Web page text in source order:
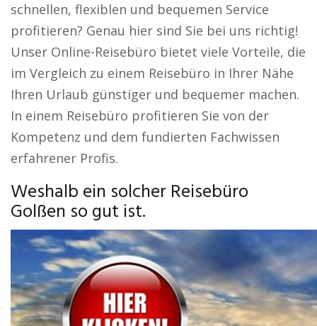
schnellen, flexiblen und bequemen Service
profitieren? Genau hier sind Sie bei uns richtig!
Unser Online-Reisebüro bietet viele Vorteile, die
im Vergleich zu einem Reisebüro in Ihrer Nähe
Ihren Urlaub günstiger und bequemer machen.
In einem Reisebüro profitieren Sie von der
Kompetenz und dem fundierten Fachwissen
erfahrener Profis.
Weshalb ein solcher Reisebüro
Golßen so gut ist.